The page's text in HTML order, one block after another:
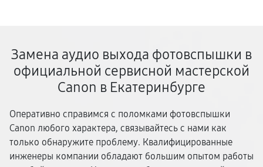
Замена аудио выхода фотовспышки в
официальной сервисной мастерской
Canon в Екатеринбурге
Оперативно справимся с поломками фотовспышки
Canon любого характера, связывайтесь с нами как
только обнаружите проблему. Квалифицированные
инженеры компании обладают большим опытом работы